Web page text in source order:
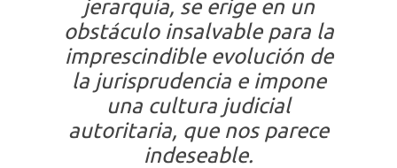
jerarquía, se erige en un
obstáculo insalvable para la
imprescindible evolución de
la jurisprudencia e impone
una cultura judicial
autoritaria, que nos parece
indeseable.